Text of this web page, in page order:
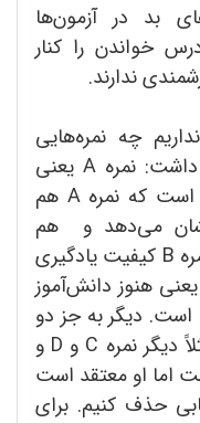
بد در آزمون‌ها
خواندن را کنار
ندارند.
چه نمره‌هایی
داریم؟ کلاً دو نوع نمره خواهیم داشت: نمره A یعنی
نمره بالا و نمره B. گلاسر معتقد است که نمره A هم
نشان می‌دهد و هم
کیفیت بالای یادگیری او را؛ ولی نمره B کیفیت یادگیری
هنوز دانش‌آموز
است. دیگر به جز دو
نمره A و B نمره دیگری نداریم. مثلاً دیگر نمره C و D و
اما او معتقد است
حذف کنیم. برای